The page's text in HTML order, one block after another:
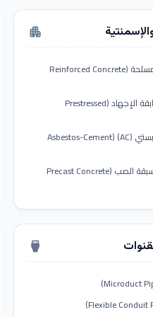
apartment
الأنابيب الخرسانية المسلحة (Reinforced Concrete
الأنابيب الخرسانية سابقة الإجهاد (Prestressed
أنابيب الأسمنت الأسبستي (AC) (Asbestos-Cement
الأنابيب الخرسانية مسبقة الصب (Precast Concrete
settings_input_hdmi